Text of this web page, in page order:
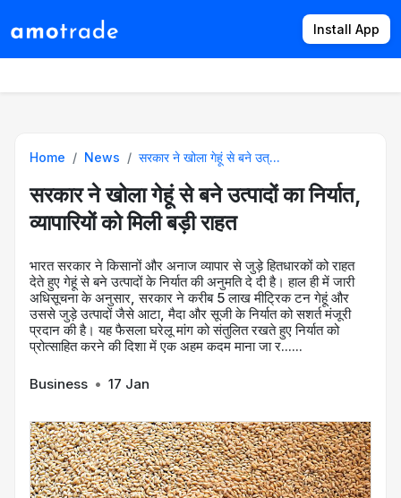
Install App
Home News सरकार ने खोला गेहूं से बने उत्...
सरकार ने खोला गेहूं से बने उत्पादों का निर्यात,
व्यापारियों को मिली बड़ी राहत
भारत सरकार ने किसानों और अनाज व्यापार से जुड़े हितधारकों को राहत
देते हुए गेहूं से बने उत्पादों के निर्यात की अनुमति दे दी है। हाल ही में जारी
अधिसूचना के अनुसार, सरकार ने करीब 5 लाख मीट्रिक टन गेहूं और
उससे जुड़े उत्पादों जैसे आटा, मैदा और सूजी के निर्यात को सशर्त मंजूरी
प्रदान की है। यह फैसला घरेलू मांग को संतुलित रखते हुए निर्यात को
प्रोत्साहित करने की दिशा में एक अहम कदम माना जा र......
Business • 17 Jan